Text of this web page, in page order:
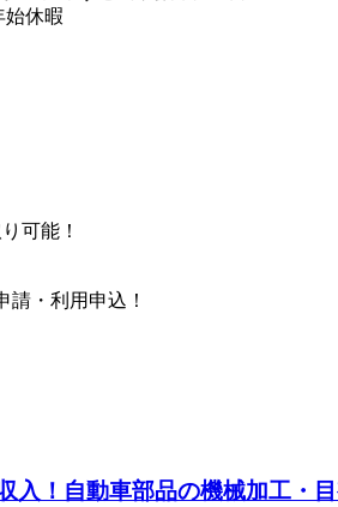
始休暇
可能！
請・利用申込！
入！自動車部品の機械加工